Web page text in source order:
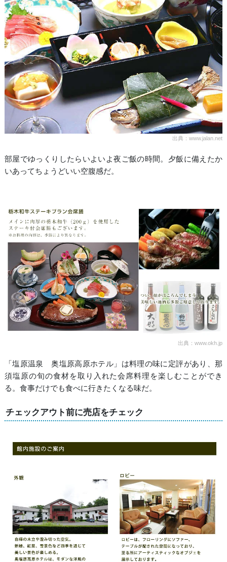
出典：www.jalan.net
部屋でゆっくりしたらいよいよ夜ご飯の時間。夕飯に備えたか
いあってちょうどいい空腹感だ。
出典：www.okh.jp
「塩原温泉 奥塩原高原ホテル」は料理の味に定評があり、那
須塩原の旬の食材を取り入れた会席料理を楽しむことができ
る。食事だけでも食べに行きたくなる味だ。
チェックアウト前に売店をチェック